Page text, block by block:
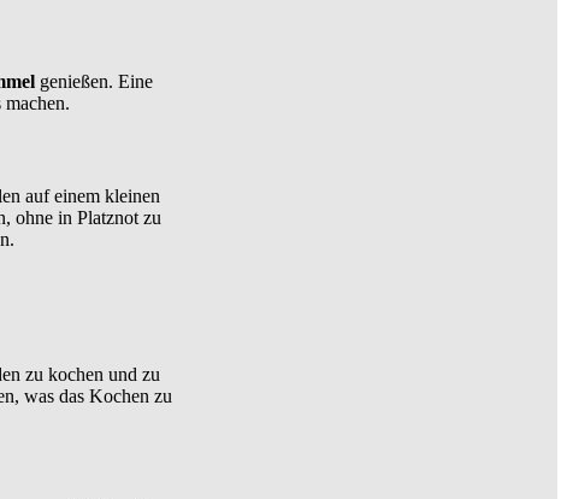
genießen. Eine
auf einem kleinen
ohne in Platznot zu
zu kochen und zu
was das Kochen zu